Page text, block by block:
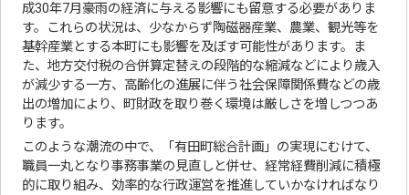
成30年7月豪雨の経済に与える影響にも留意する必要がありま
す。これらの状況は、少なからず陶磁器産業、農業、観光等を
基幹産業とする本町にも影響を及ぼす可能性があります。ま
た、地方交付税の合併算定替えの段階的な縮減などにより歳入
が減少する一方、高齢化の進展に伴う社会保障関係費などの歳
出の増加により、町財政を取り巻く環境は厳しさを増しつつあ
ります。
このような潮流の中で、「有田町総合計画」の実現にむけて、
職員一丸となり事務事業の見直しと併せ、経常経費削減に積極
的に取り組み、効率的な行政運営を推進していかなければなり